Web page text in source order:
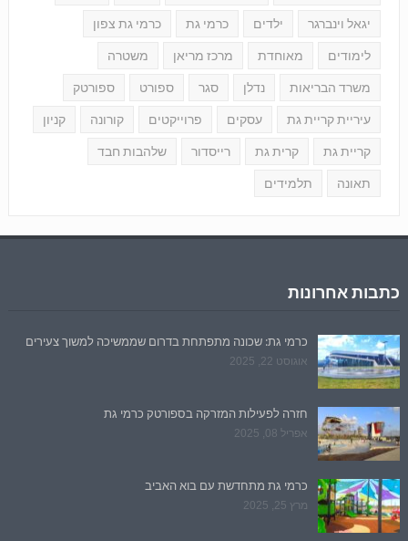
יגאל וינברגר ילדים כרמי גת כרמי גת צפון
לימודים מאוחדת מרכז מריאן משטרה
משרד הבריאות נדלן סגר ספורט ספורטק
עיריית קריית גת עסקים פרוייקטים קורונה קניון
קריית גת קרית גת רייסדור שלהבות חבד
תאונה תלמידים
כתבות אחרונות
כרמי גת: שכונה מתפתחת בדרום שממשיכה למשוך צעירים
אוגוסט 22, 2025
חזרה לפעילות המזרקה בספורטק כרמי גת
אפריל 08, 2025
כרמי גת מתחדשת עם בוא האביב
מרץ 25, 2025